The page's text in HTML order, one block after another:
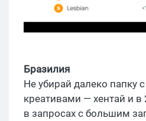
Бразилия
Не убирай далеко папку
креативами — хентай и в
в запросах с большим